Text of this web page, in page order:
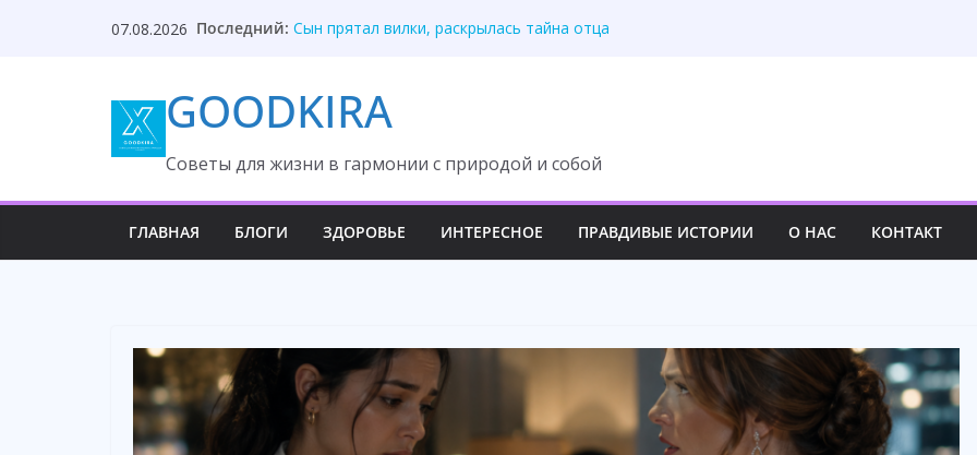
07.08.2026 Последний: Она молчала годами, но раскрыла правду
Невестка спокойно поставила свекровь на место
Секрет отца разрушил маску богатой семьи
GOODKIRA
Cоветы для жизни в гармонии с природой и собой
ГЛАВНАЯ БЛОГИ ЗДОРОВЬЕ ИНТЕРЕСНОЕ ПРАВДИВЫЕ ИСТОРИИ О НАС КОНТАКТ